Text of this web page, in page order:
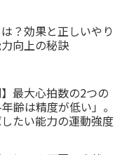
？効果と正しいやり
向上の秘訣
】最大心拍数の2つの
齢は精度が低い」。
たい能力の運動強度